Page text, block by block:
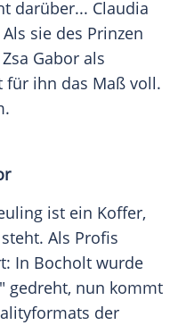
darüber... Claudia
sie des Prinzen
Gabor als
für ihn das Maß voll.
ist ein Koffer,
Als Profis
In Bocholt wurde
gedreht, nun kommt
der